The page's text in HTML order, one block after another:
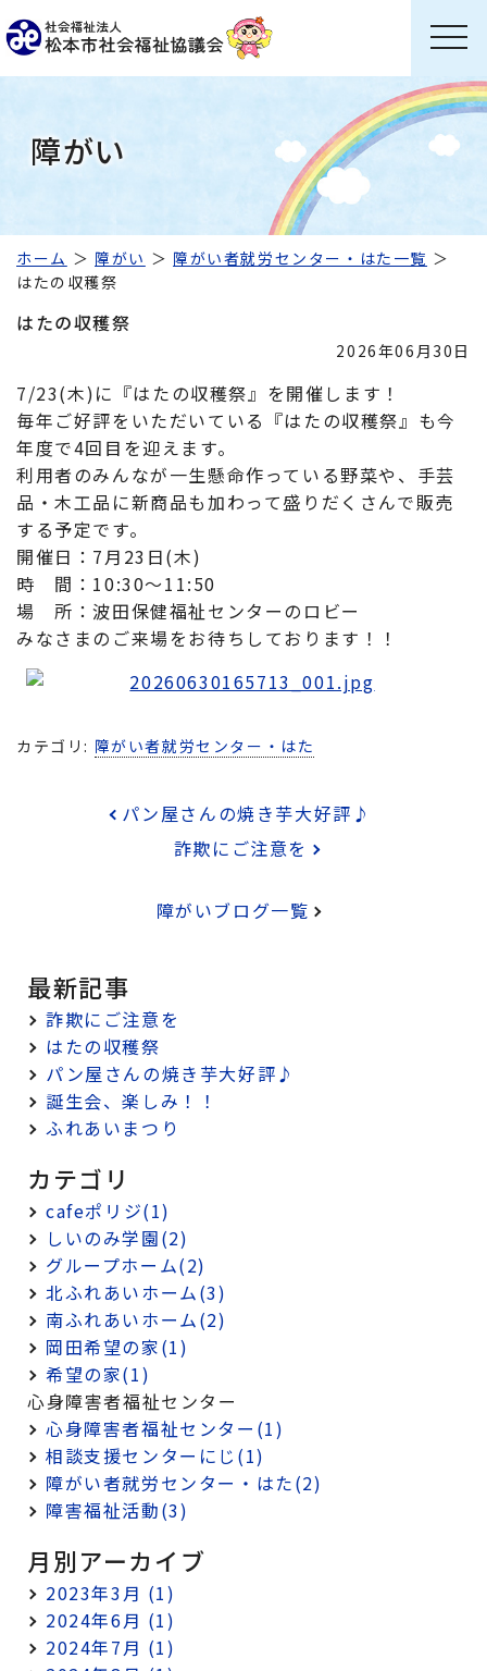
障がい
ホーム 障がい
障がい者就労センター・はた一覧
はたの収穫祭
はたの収穫祭
2026年06月30日
7/23(木)に『はたの収穫祭』を開催します！
毎年ご好評をいただいている『はたの収穫祭』も今
年度で4回目を迎えます。
利用者のみんなが一生懸命作っている野菜や、手芸
品・木工品に新商品も加わって盛りだくさんで販売
する予定です。
開催日：7月23日(木)
時 間：10:30～11:50
場 所：波田保健福祉センターのロビー
みなさまのご来場をお待ちしております！！
カテゴリ: 障がい者就労センター・はた
パン屋さんの焼き芋大好評♪
詐欺にご注意を
障がいブログ一覧
最新記事
詐欺にご注意を
はたの収穫祭
パン屋さんの焼き芋大好評♪
誕生会、楽しみ！！
ふれあいまつり
カテゴリ
cafeポリジ(1)
しいのみ学園(2)
グループホーム(2)
北ふれあいホーム(3)
南ふれあいホーム(2)
岡田希望の家(1)
希望の家(1)
心身障害者福祉センター
心身障害者福祉センター(1)
相談支援センターにじ(1)
障がい者就労センター・はた(2)
障害福祉活動(3)
月別アーカイブ
2023年3月 (1)
2024年6月 (1)
2024年7月 (1)